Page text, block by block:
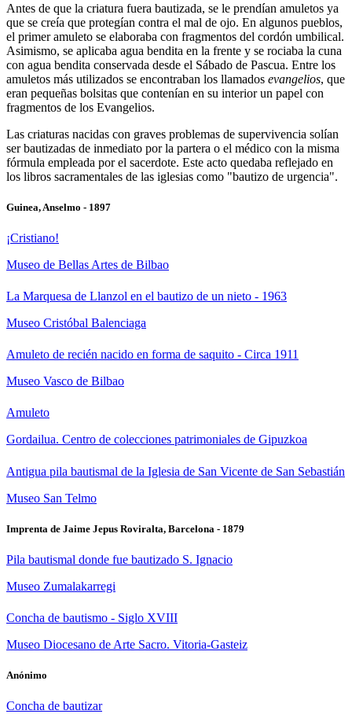
Antes de que la criatura fuera bautizada, se le prendían amuletos ya
que se creía que protegían contra el mal de ojo. En algunos pueblos,
el primer amuleto se elaboraba con fragmentos del cordón umbilical.
Asimismo, se aplicaba agua bendita en la frente y se rociaba la cuna
con agua bendita conservada desde el Sábado de Pascua. Entre los
amuletos más utilizados se encontraban los llamados evangelios, que
eran pequeñas bolsitas que contenían en su interior un papel con
fragmentos de los Evangelios.
Las criaturas nacidas con graves problemas de supervivencia solían
ser bautizadas de inmediato por la partera o el médico con la misma
fórmula empleada por el sacerdote. Este acto quedaba reflejado en
los libros sacramentales de las iglesias como "bautizo de urgencia".
Guinea, Anselmo - 1897
¡Cristiano!
Museo de Bellas Artes de Bilbao
La Marquesa de Llanzol en el bautizo de un nieto - 1963
Museo Cristóbal Balenciaga
Amuleto de recién nacido en forma de saquito - Circa 1911
Museo Vasco de Bilbao
Amuleto
Gordailua. Centro de colecciones patrimoniales de Gipuzkoa
Antigua pila bautismal de la Iglesia de San Vicente de San Sebastián
Museo San Telmo
Imprenta de Jaime Jepus Roviralta, Barcelona - 1879
Pila bautismal donde fue bautizado S. Ignacio
Museo Zumalakarregi
Concha de bautismo - Siglo XVIII
Museo Diocesano de Arte Sacro. Vitoria-Gasteiz
Anónimo
Concha de bautizar